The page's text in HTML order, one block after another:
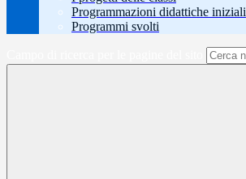
Programmazioni didattiche iniziali
Programmi svolti